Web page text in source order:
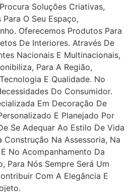
Soluções Criativas,
O Seu Espaço,
Oferecemos Produtos Para
De Interiores. Através De
Nacionais E Multinacionais,
Para A Região,
E Qualidade. No
Do Consumidor.
Em Decoração De
E Planejado Por
Se Adequar Ao Estilo De Vida
Construção Na Assessoria, Na
No Acompanhamento Da
Para Nós Sempre Será Um
Com A Elegância E